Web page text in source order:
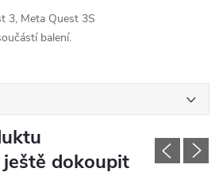
3, Meta Quest 3S
balení.
dokoupit